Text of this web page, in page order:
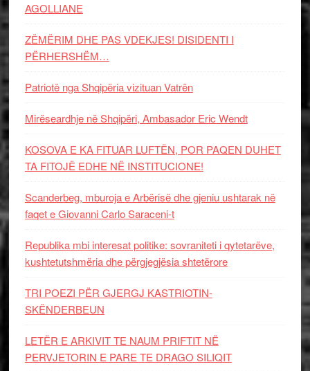
AGOLLIANE
ZËMËRIM DHE PAS VDEKJES! DISIDENTI I
PËRHERSHËM…
Patriotë nga Shqipëria vizituan Vatrën
Mirëseardhje në Shqipëri, Ambasador Eric Wendt
KOSOVA E KA FITUAR LUFTËN, POR PAQEN DUHET
TA FITOJË EDHE NË INSTITUCIONE!
Scanderbeg, mburoja e Arbërisë dhe gjeniu ushtarak në
faqet e Giovanni Carlo Saraceni-t
Republika mbi interesat politike: sovraniteti i qytetarëve,
kushtetutshmëria dhe përgjegjësia shtetërore
TRI POEZI PËR GJERGJ KASTRIOTIN-
SKËNDERBEUN
LETËR E ARKIVIT TE NAUM PRIFTIT NË
PERVJETORIN E PARE TE DRAGO SILIQIT